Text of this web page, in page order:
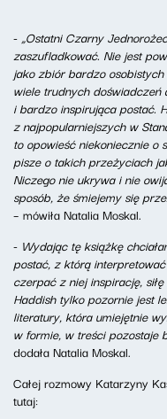
- „Ostatni Czarny
zaszufladkować. Nie jest
jako zbiór bardzo
wiele trudnych doświadczeń
i bardzo inspirująca postać.
z najpopularniejszych w
to opowieść niekoniecznie o
pisze o takich przeżyciach
Niczego nie ukrywa i nie
sposób, że śmiejemy się
– mówiła Natalia Moskal.
- Wydając tę książkę
postać, z którą
czerpać z niej inspirację,
Haddish tylko pozornie jest
literatury, która umiejętnie
w formie, w treści pozostaje
dodała Natalia Moskal.
Całej rozmowy Katarzyny
tutaj: